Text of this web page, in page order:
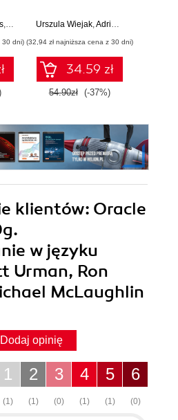
, Pablo Deeleman
30 dni)
zaawansowany.
Urszula Wiejak,Adrian Wojciechowski
(32,94 zł najniższa cena z 30 dni)
34.59 zł
54.90zł (-37%)
klientów: Oracle
w języku
Urman, Ron
McLaughlin
Dodaj opinię
6
(0)
5
(1)
4
(1)
3
(0)
2
(1)
1
(1)